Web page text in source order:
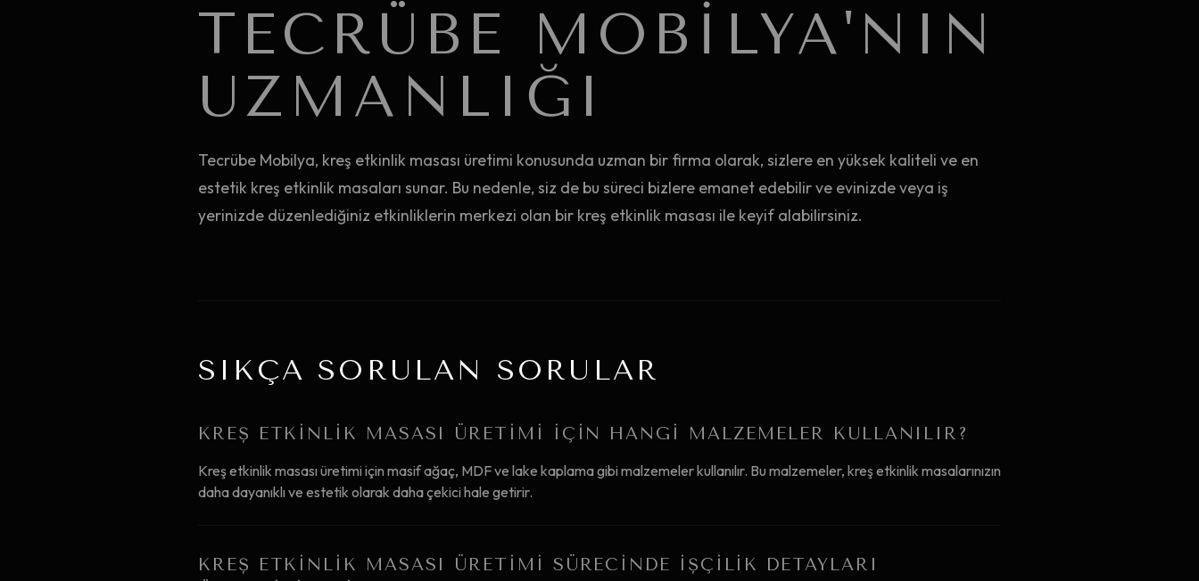
TECRÜBE MOBILYA'NIN
UZMANLIĞI
Tecrübe Mobilya, kreş etkinlik masası üretimi konusunda uzman bir firma olarak, sizlere en yüksek kaliteli ve en
estetik kreş etkinlik masaları sunar. Bu nedenle, siz de bu süreci bizlere emanet edebilir ve evinizde veya iş
yerinizde düzenlediğiniz etkinliklerin merkezi olan bir kreş etkinlik masası ile keyif alabilirsiniz.
SIKÇA SORULAN SORULAR
KREŞ ETKINLIK MASASI ÜRETIMI IÇIN HANGI MALZEMELER KULLANILIR?
Kreş etkinlik masası üretimi için masif ağaç, MDF ve lake kaplama gibi malzemeler kullanılır. Bu malzemeler, kreş etkinlik masalarınızın
daha dayanıklı ve estetik olarak daha çekici hale getirir.
KREŞ ETKINLIK MASASI ÜRETIMI SÜRECINDE IŞÇILIK DETAYLARI